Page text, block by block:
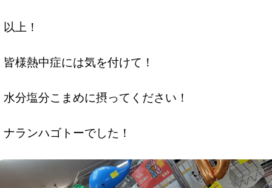
以上！
皆様熱中症には気を付けて！
水分塩分こまめに摂ってください！
ナランハゴトーでした！